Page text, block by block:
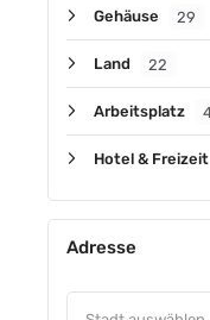
Gehäuse 29
Land 22
Arbeitsplatz
Hotel & Freizeit
Adresse